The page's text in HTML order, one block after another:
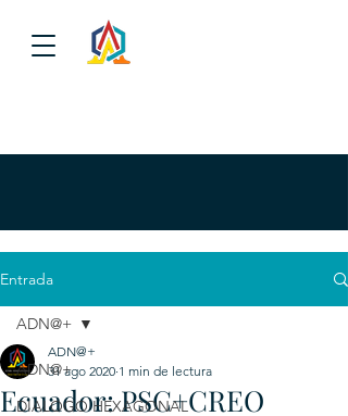
Entrada
ADN@+
DIALOGO HEXAGONAL
ADN@+
Ecuador: PSC+CREO
ADN@+
31 ago 2020 1 min de lectura